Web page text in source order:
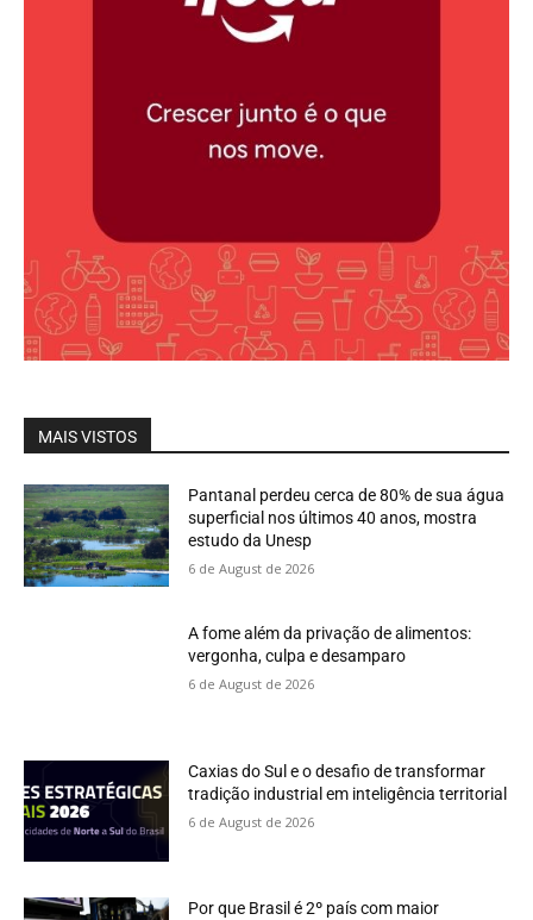
MAIS VISTOS
Pantanal perdeu cerca de 80% de sua água
superficial nos últimos 40 anos, mostra
estudo da Unesp
6 de August de 2026
A fome além da privação de alimentos:
vergonha, culpa e desamparo
6 de August de 2026
Caxias do Sul e o desafio de transformar
tradição industrial em inteligência territorial
6 de August de 2026
Por que Brasil é 2º país com maior